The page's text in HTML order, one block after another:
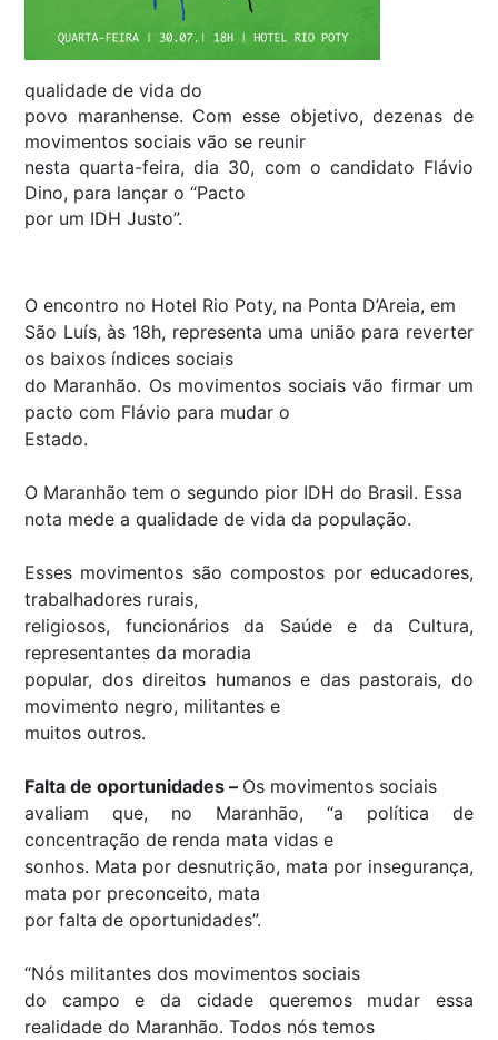
qualidade de vida do
povo maranhense. Com esse objetivo, dezenas de
movimentos sociais vão se reunir
nesta quarta-feira, dia 30, com o candidato Flávio
Dino, para lançar o “Pacto
por um IDH Justo”.
O encontro no Hotel Rio Poty, na Ponta D’Areia, em
São Luís, às 18h, representa uma união para reverter
os baixos índices sociais
do Maranhão. Os movimentos sociais vão firmar um
pacto com Flávio para mudar o
Estado.
O Maranhão tem o segundo pior IDH do Brasil. Essa
nota mede a qualidade de vida da população.
Esses movimentos são compostos por educadores,
trabalhadores rurais,
religiosos, funcionários da Saúde e da Cultura,
representantes da moradia
popular, dos direitos humanos e das pastorais, do
movimento negro, militantes e
muitos outros.
Falta de oportunidades – Os movimentos sociais
avaliam que, no Maranhão, “a política de
concentração de renda mata vidas e
sonhos. Mata por desnutrição, mata por insegurança,
mata por preconceito, mata
por falta de oportunidades”.
“Nós militantes dos movimentos sociais
do campo e da cidade queremos mudar essa
realidade do Maranhão. Todos nós temos